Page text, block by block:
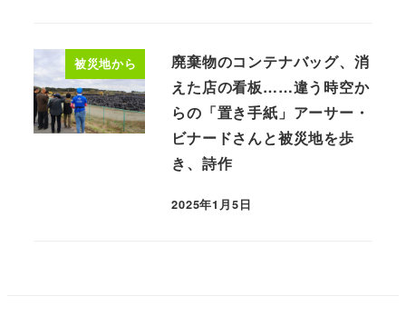
被災地から
廃棄物のコンテナバッグ、消
えた店の看板……違う時空か
らの「置き手紙」アーサー・
ビナードさんと被災地を歩
き、詩作
2025年1月5日